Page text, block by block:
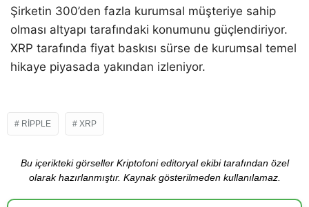
Şirketin 300’den fazla kurumsal müşteriye sahip
olması altyapı tarafındaki konumunu güçlendiriyor.
XRP tarafında fiyat baskısı sürse de kurumsal temel
hikaye piyasada yakından izleniyor.
RIPPLE XRP
Bu içerikteki görseller Kriptofoni editoryal ekibi tarafından özel
olarak hazırlanmıştır. Kaynak gösterilmeden kullanılamaz.